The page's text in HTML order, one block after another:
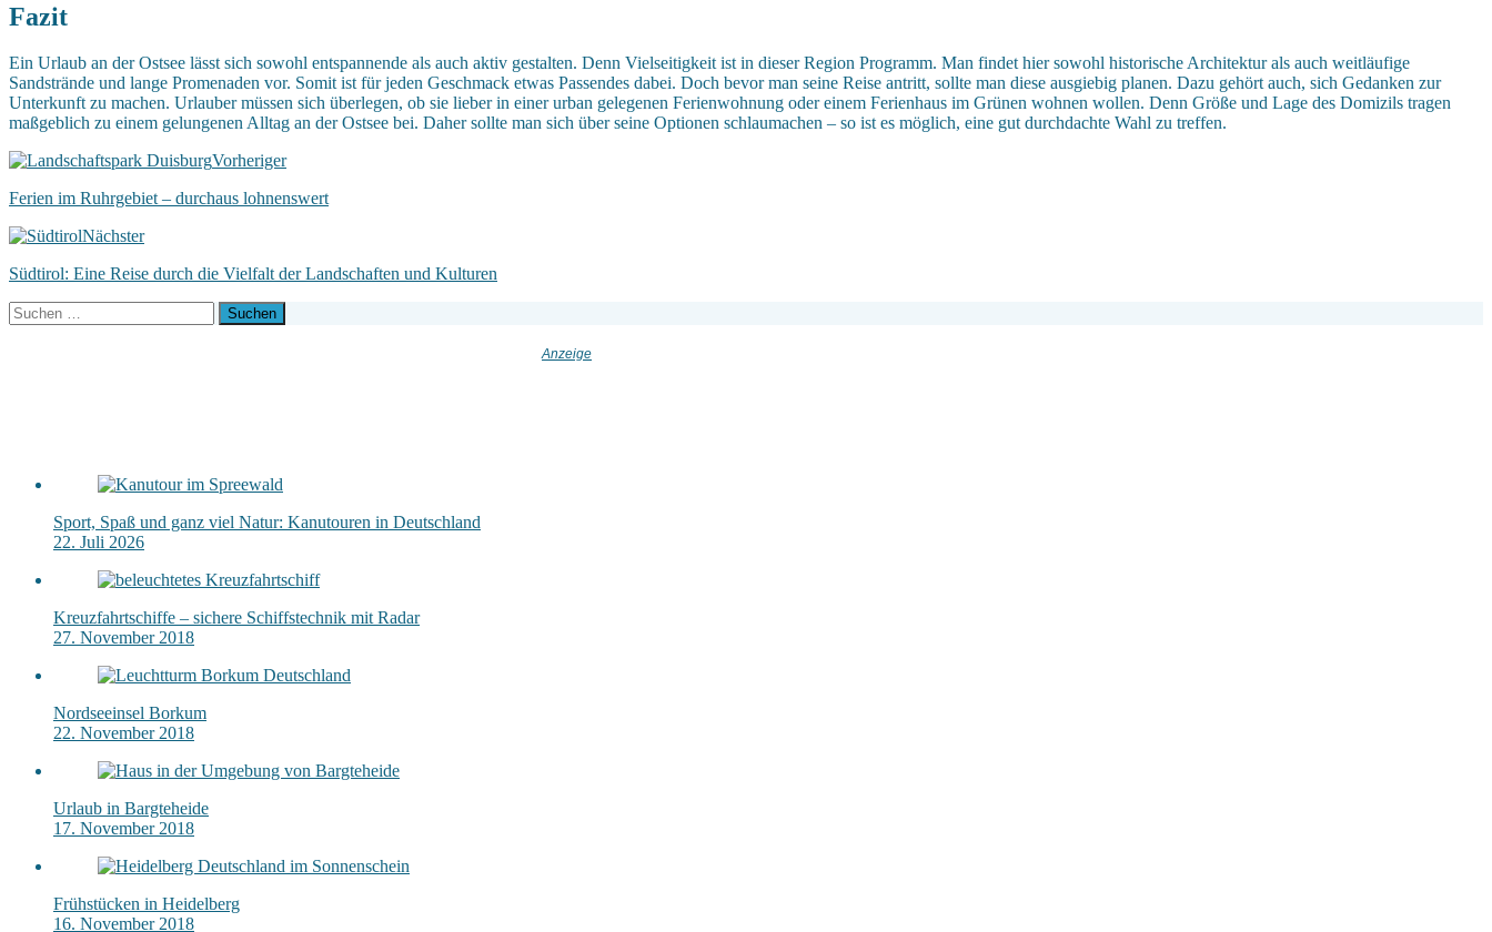
Fazit
Ein Urlaub an der Ostsee lässt sich sowohl entspannende als auch aktiv gestalten. Denn Vielseitigkeit ist in dieser Region Programm. Man findet hier sowohl historische Architektur als auch weitläufige
Sandstrände und lange Promenaden vor. Somit ist für jeden Geschmack etwas Passendes dabei. Doch bevor man seine Reise antritt, sollte man diese ausgiebig planen. Dazu gehört auch, sich Gedanken zur
Unterkunft zu machen. Urlauber müssen sich überlegen, ob sie lieber in einer urban gelegenen Ferienwohnung oder einem Ferienhaus im Grünen wohnen wollen. Denn Größe und Lage des Domizils tragen
maßgeblich zu einem gelungenen Alltag an der Ostsee bei. Daher sollte man sich über seine Optionen schlaumachen – so ist es möglich, eine gut durchdachte Wahl zu treffen.
Vorheriger
Ferien im Ruhrgebiet – durchaus lohnenswert
Nächster
Südtirol: Eine Reise durch die Vielfalt der Landschaften und Kulturen
Suchen
nach:
Sport, Spaß und ganz viel Natur: Kanutouren in Deutschland
22. Juli 2026
Kreuzfahrtschiffe – sichere Schiffstechnik mit Radar
27. November 2018
Nordseeinsel Borkum
22. November 2018
Urlaub in Bargteheide
17. November 2018
Frühstücken in Heidelberg
16. November 2018